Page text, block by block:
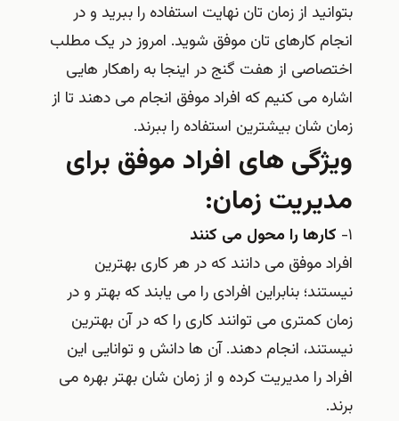
بتوانید از زمان تان نهایت استفاده را ببرید و در
انجام کارهای تان موفق شوید. امروز در یک مطلب
اختصاصی از هفت گنج در اینجا به راهکار هایی
اشاره می کنیم که افراد موفق انجام می دهند تا از
زمان شان بیشترین استفاده را ببرند.
ویژگی های افراد موفق برای
مدیریت زمان:
۱- کارها را محول می کنند
افراد موفق می دانند که در هر کاری بهترین
نیستند؛ بنابراین افرادی را می یابند که بهتر و در
زمان کمتری می توانند کاری را که در آن بهترین
نیستند، انجام دهند. آن ها دانش و توانایی این
افراد را مدیریت کرده و از زمان شان بهتر بهره می
برند.